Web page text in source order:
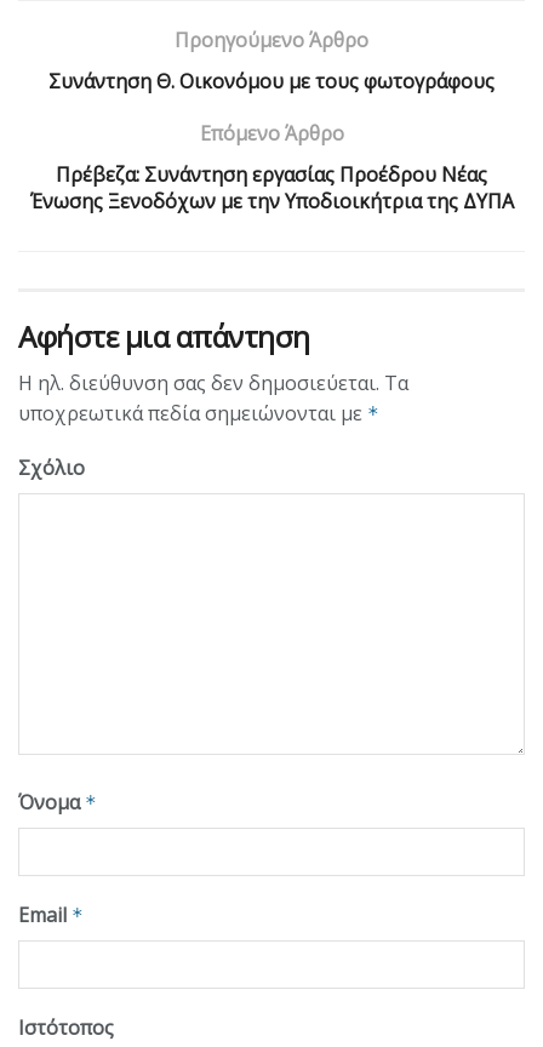
Προηγούμενο Άρθρο
Συνάντηση Θ. Οικονόμου με τους φωτογράφους
Επόμενο Άρθρο
Πρέβεζα: Συνάντηση εργασίας Προέδρου Νέας
Ένωσης Ξενοδόχων με την Υποδιοικήτρια της ΔΥΠΑ
Αφήστε μια απάντηση
Η ηλ. διεύθυνση σας δεν δημοσιεύεται. Τα
υποχρεωτικά πεδία σημειώνονται με *
Σχόλιο
Όνομα *
Email *
Ιστότοπος